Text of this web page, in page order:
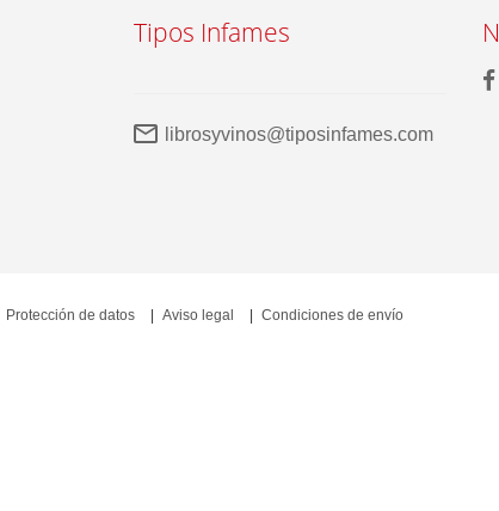
Tipos Infames
librosyvinos@tiposinfames.com
Protección de datos Aviso legal Condiciones de envío